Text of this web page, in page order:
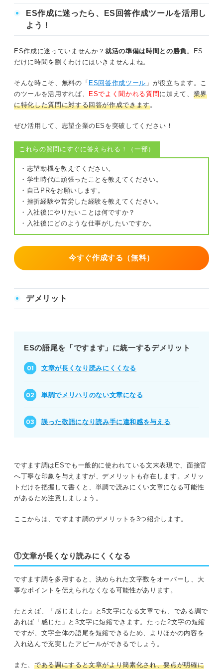
ES作成に迷ったら、ES回答作成ツールを活用し
よう！
ES作成に迷っていませんか？就活の準備は時間との勝負 。ES
だけに時間を割くわけにはいきませんよね。
そんな時こそ、無料の「 ES回答作成ツール 」が役立ちます。こ
のツールを活用すれば、
ESでよく聞かれる質問に加えて、 業界
に特化した質問に対する回答が作成できます。
ぜひ活用して、志望企業のESを突破してください！
これらの質問にすぐに答えられる！（一部）
・志望動機を教えてください。
・学生時代に頑張ったことを教えてください。
・自己PRをお願いします。
・挫折経験や苦労した経験を教えてください。
・入社後にやりたいことは何ですか？
・入社後にどのような仕事がしたいですか。
今すぐ作成する（無料）
デメリット
ESの語尾を「ですます」に統一するデメリット
文章が長くなり読みにくくなる
単調でメリハリのない文章になる
誤った敬語になり読み手に違和感を与える
ですます調はESでも一般的に使われている文末表現で、面接官
へ丁寧な印象を与えますが、デメリットも存在します。メリッ
トだけを把握して書くと、単調で読みにくい文章になる可能性
があるため注意しましょう。
ここからは、ですます調のデメリットを3つ紹介します。
①文章が長くなり読みにくくなる
ですます調を多用すると、決められた文字数をオーバーし、大
事なポイントを伝えられなくなる可能性があります。
たとえば、「感じました」と5文字になる文章でも、である調で
あれば「感じた」と3文字に短縮できます。たった2文字の短縮
ですが、文字全体の語尾を短縮できるため、よりほかの内容を
入れ込んで充実したアピールができるでしょう。
また、 である調にすると文章がより簡素化され、要点が明確に